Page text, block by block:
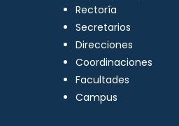
Rectoría
Secretarios
Direcciones
Coordinaciones
Facultades
Campus